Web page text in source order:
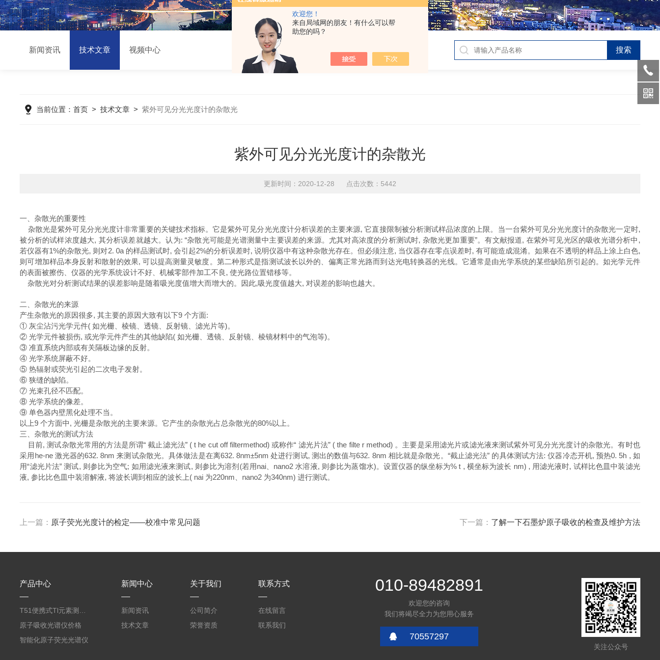
欢迎您！
来自局域网的朋友！有什么可以帮
助您的吗？
新闻资讯 技术文章 视频中心
当前位置：首页 >技术文章 >紫外可见分光光度计的杂散光
紫外可见分光光度计的杂散光
更新时间：2020-12-28 点击次数：5442
一、杂散光的重要性
杂散光是紫外可见分光光度计非常重要的关键技术指标。它是紫外可见分光光度计分析误差的主要来源, 它直接限制被分析测试样品浓度的上限。当一台紫外可见分光光度计的杂散光一定时,
被分析的试样浓度越大, 其分析误差就越大。认为: “杂散光可能是光谱测量中主要误差的来源。尤其对高浓度的分析测试时, 杂散光更加重要”。有文献报道, 在紫外可见光区的吸收光谱分析中,
若仪器有1%的杂散光, 则对2. 0a 的样品测试时, 会引起2%的分析误差时, 说明仪器中有这种杂散光存在。但必须注意, 当仪器存在零点误差时, 有可能造成混淆。如果在不透明的样品上涂上白色,
则可增加样品本身反射和散射的效果, 可以提高测量灵敏度。第二种形式是指测试波长以外的、偏离正常光路而到达光电转换器的光线。它通常是由光学系统的某些缺陷所引起的。如光学元件
的表面被擦伤、仪器的光学系统设计不好、机械零部件加工不良, 使光路位置错移等。
杂散光对分析测试结果的误差影响是随着吸光度值增大而增大的。因此,吸光度值越大, 对误差的影响也越大。
二、杂散光的来源
产生杂散光的原因很多, 其主要的原因大致有以下9 个方面:
① 灰尘沾污光学元件( 如光栅、棱镜、透镜、反射镜、滤光片等)。
② 光学元件被损伤, 或光学元件产生的其他缺陷( 如光栅、透镜、反射镜、棱镜材料中的气泡等)。
③ 准直系统内部或有关隔板边缘的反射。
④ 光学系统屏蔽不好。
⑤ 热辐射或荧光引起的二次电子发射。
⑥ 狭缝的缺陷。
⑦ 光束孔径不匹配。
⑧ 光学系统的像差。
⑨ 单色器内壁黑化处理不当。
以上9 个方面中, 光栅是杂散光的主要来源。它产生的杂散光占总杂散光的80%以上。
三、杂散光的测试方法
目前, 测试杂散光常用的方法是所谓“ 截止滤光法” ( t he cut off filtermethod) 或称作“ 滤光片法” ( the filte r method) 。主要是采用滤光片或滤光液来测试紫外可见分光光度计的杂散光。有时也
采用he-ne 激光器的632. 8nm 来测试杂散光。具体做法是在离632. 8nm±5nm 处进行测试, 测出的数值与632. 8nm 相比就是杂散光。“截止滤光法” 的具体测试方法: 仪器冷态开机, 预热0. 5h , 如
用“滤光片法” 测试, 则参比为空气; 如用滤光液来测试, 则参比为溶剂(若用nai、nano2 水溶液, 则参比为蒸馏水)。设置仪器的纵坐标为% t , 横坐标为波长 nm) , 用滤光液时, 试样比色皿中装滤光
液, 参比比色皿中装溶解液, 将波长调到相应的波长上( nai 为220nm、nano2 为340nm) 进行测试。
上一篇： 原子荧光光度计的检定——校准中常见问题 下一篇： 了解一下石墨炉原子吸收的检查及维护方法
产品中心
原子吸收光谱仪价格
智能化原子荧光光谱仪
新闻中心
新闻资讯
技术文章
关于我们
公司简介
荣誉资质
联系方式
在线留言
联系我们
010-89482891
欢迎您的咨询
我们将竭尽全力为您用心服务
70557297
关注公众号